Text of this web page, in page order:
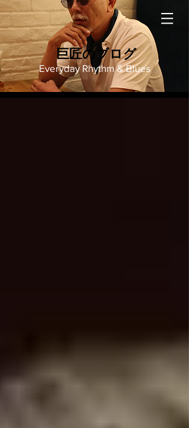
巨匠のブログ
Everyday Rhythm & Blues